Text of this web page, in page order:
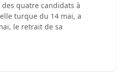
quatre candidats à
turque du 14 mai, a
le retrait de sa